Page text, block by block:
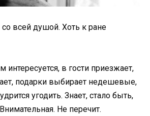
всей душой. Хоть к ране
интересуется, в гости приезжает,
подарки выбирает недешевые,
угодить. Знает, стало быть,
Не перечит.